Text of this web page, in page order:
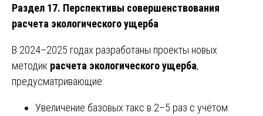
Раздел 17. Перспективы совершенствования
расчета экологического ущерба
В 2024–2025 годах разработаны проекты новых
методик расчета экологического ущерба,
предусматривающие:
Увеличение базовых такс в 2–5 раз с учётом